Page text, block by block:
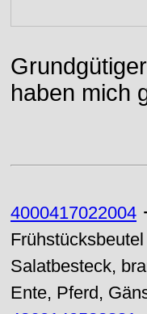
haben mich
4000417022004
Frühstücksbeutel
Salatbesteck,
Ente, Pferd,